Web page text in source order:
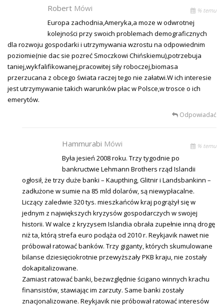
Robert Mówi % temu
Europa zachodnia,Ameryka,a moze w odwrotnej
kolejności przy swoich problemach demograficznych
dla rozwoju gospodarki i utrzymywania wzrostu na odpowiednim
poziomie(nie dac sie pozreć Smoczkowi Chińskiemu),potrzebuja
taniej,wykfalifikowanej,pracowitej siły roboczej,biomasa
przerzucana z obcego świata raczej tego nie załatwi.W ich interesie
jest utrzymywanie takich warunków płac w Polsce,w trosce o ich
emerytów.
Odpowiadać
Hammurabi Mówi % temu
Była jesień 2008 roku. Trzy tygodnie po
bankructwie Lehmann Brothers rząd Islandii
ogłosił, że trzy duże banki – Kaupthing, Glitnir i Landsbankinn –
zadłużone w sumie na 85 mld dolarów, są niewypłacalne.
Liczący zaledwie 320 tys. mieszkańców kraj pogrążył się w
jednym z największych kryzysów gospodarczych w swojej
historii. W walce z kryzysem Islandia obrała zupełnie inną drogę
niż ta, którą strefa euro podąża od 2010 r. Reykjavik nawet nie
próbował ratować banków. Trzy giganty, których skumulowane
bilanse dziesięciokrotnie przewyższały PKB kraju, nie zostały
dokapitalizowane.
Zamiast ratować banki, bezwzględnie ścigano winnych krachu
finansistów, stawiając im zarzuty. Same banki zostały
znacjonalizowane. Reykjavik nie próbował ratować interesów